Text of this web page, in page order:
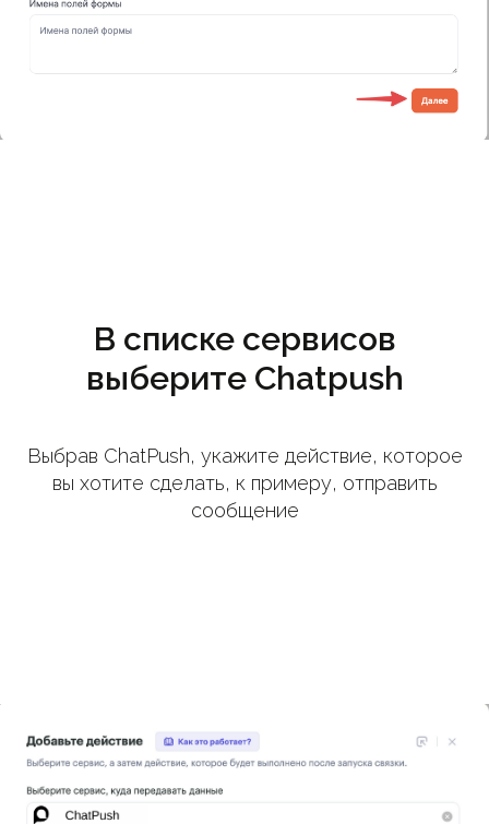
В списке сервисов
выберите Chatpush
Выбрав ChatPush, укажите действие, которое
вы хотите сделать, к примеру, отправить
сообщение